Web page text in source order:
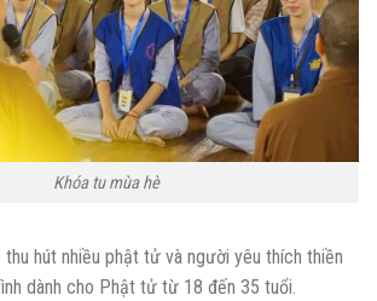
Khóa tu mùa hè
thu hút nhiều phật tử và người yêu thích thiền
dành cho Phật tử từ 18 đến 35 tuổi.